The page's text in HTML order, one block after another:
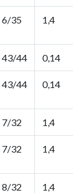
6/35 1,4
43/44 0,14
43/44 0,14
7/32 1,4
7/32 1,4
8/32 1,4